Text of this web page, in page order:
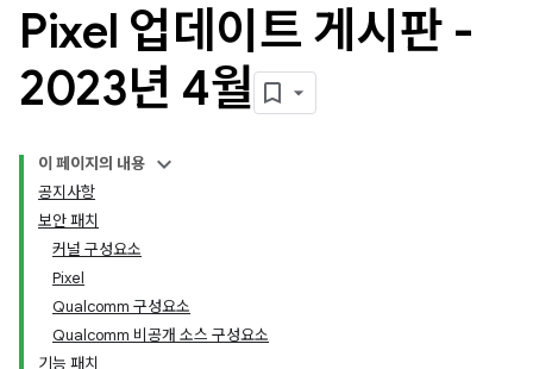
Pixel 업데이트 게시판 -
2023년 4월
이 페이지의 내용
공지사항
보안 패치
커널 구성요소
Pixel
Qualcomm 구성요소
Qualcomm 비공개 소스 구성요소
기능 패치